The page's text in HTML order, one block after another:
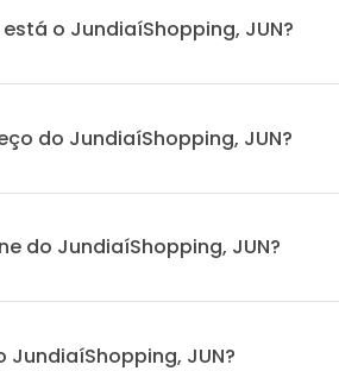
o JundiaíShopping, JUN?
do JundiaíShopping, JUN?
do JundiaíShopping, JUN?
JundiaíShopping, JUN?